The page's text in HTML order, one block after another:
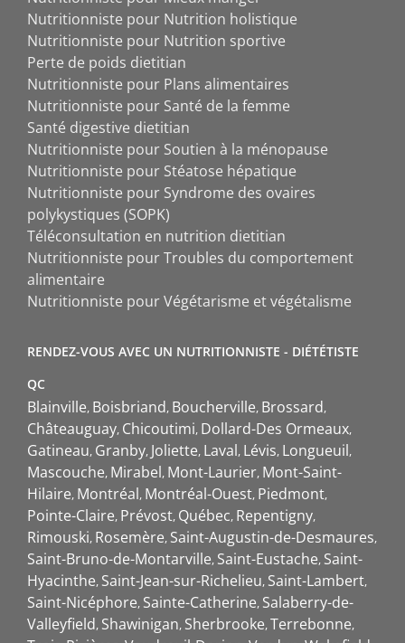
Nutritionniste pour Nutrition holistique
Nutritionniste pour Nutrition sportive
Perte de poids dietitian
Nutritionniste pour Plans alimentaires
Nutritionniste pour Santé de la femme
Santé digestive dietitian
Nutritionniste pour Soutien à la ménopause
Nutritionniste pour Stéatose hépatique
Nutritionniste pour Syndrome des ovaires
polykystiques (SOPK)
Téléconsultation en nutrition dietitian
Nutritionniste pour Troubles du comportement
alimentaire
Nutritionniste pour Végétarisme et végétalisme
RENDEZ-VOUS AVEC UN NUTRITIONNISTE - DIÉTÉTISTE
QC
Blainville Boisbriand Boucherville Brossard
Châteauguay Chicoutimi Dollard-Des Ormeaux
Gatineau Granby Joliette Laval Lévis Longueuil
Mascouche Mirabel Mont-Laurier Mont-Saint-
Hilaire Montréal Montréal-Ouest Piedmont
Pointe-Claire Prévost Québec Repentigny
Rimouski Rosemère Saint-Augustin-de-Desmaures
Saint-Bruno-de-Montarville Saint-Eustache Saint-
Hyacinthe Saint-Jean-sur-Richelieu Saint-Lambert
Saint-Nicéphore Sainte-Catherine Salaberry-de-
Valleyfield Shawinigan Sherbrooke Terrebonne